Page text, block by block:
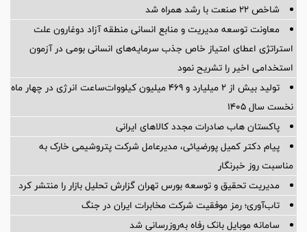
شاخص ۲۲ صنعت با رشد همراه شد
معاونت توسعه مدیریت و منابع انسانی منطقه آزاد دوغارون علت
استراتژی اعطای امتیاز خاص جذب سرمایه‌های انسانی بومی در آزمون
استخدامی اخیر را تشریح نمود
تولید بیش از ۲ میلیارد و ۴۶۹ میلیون کیلووات‌ساعت انرژی در چهار ماه
نخست سال ۱۴۰۵
پاکستان هاب صادرات مجدد کالاهای ایرانی
پیام دکتر کمیل پورضیائی، مدیرعامل شرکت پتروشیمی خارک به
مناسبت روز خبرنگار
مدیریت تحقیق و توسعه‌ بورس تهران گزارش تحلیل بازار را منتشر کرد
تاب‌آوری؛ رمز موفقیت شرکت مخابرات ایران در جنگ
سامانه موبایل بانک رفاه به‌روزرسانی شد